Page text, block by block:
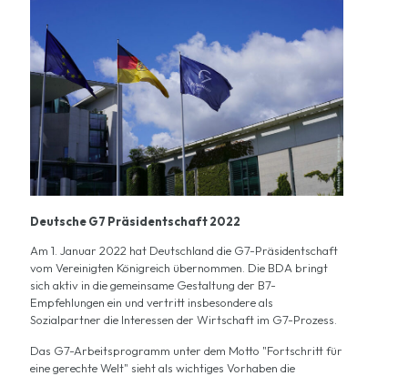
Deutsche G7 Präsidentschaft 2022
Am 1. Januar 2022 hat Deutschland die G7-Präsidentschaft
vom Vereinigten Königreich übernommen. Die BDA bringt
sich aktiv in die gemeinsame Gestaltung der B7-
Empfehlungen ein und vertritt insbesondere als
Sozialpartner die Interessen der Wirtschaft im G7-Prozess.
Das G7-Arbeitsprogramm unter dem Motto "Fortschritt für
eine gerechte Welt" sieht als wichtiges Vorhaben die